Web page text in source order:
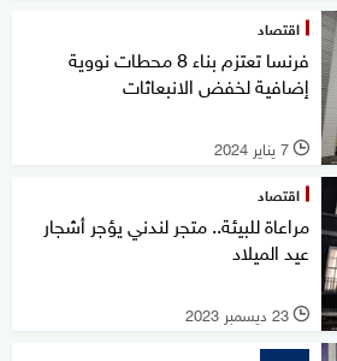
اقتصاد
فرنسا تعتزم بناء 8 محطات نووية
إضافية لخفض الانبعاثات
l 7 يناير 2024
اقتصاد
مراعاة للبيئة.. متجر لندني يؤجر أشجار
عيد الميلاد
l 23 ديسمبر 2023